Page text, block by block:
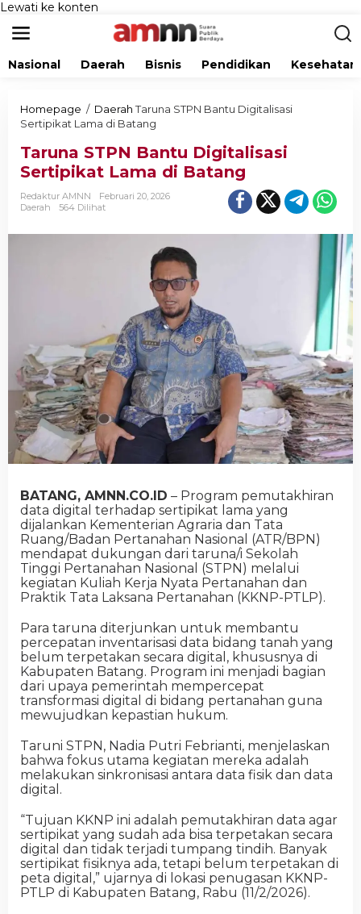
Lewati ke konten
Nasional Daerah Bisnis Pendidikan Kesehatan
Homepage / Daerah Taruna STPN Bantu Digitalisasi
Sertipikat Lama di Batang
Taruna STPN Bantu Digitalisasi
Sertipikat Lama di Batang
Redaktur AMNN
Februari 20, 2026
Daerah
564 Dilihat
BATANG, AMNN.CO.ID – Program pemutakhiran
data digital terhadap sertipikat lama yang
dijalankan Kementerian Agraria dan Tata
Ruang/Badan Pertanahan Nasional (ATR/BPN)
mendapat dukungan dari taruna/i Sekolah
Tinggi Pertanahan Nasional (STPN) melalui
kegiatan Kuliah Kerja Nyata Pertanahan dan
Praktik Tata Laksana Pertanahan (KKNP-PTLP).
Para taruna diterjunkan untuk membantu
percepatan inventarisasi data bidang tanah yang
belum terpetakan secara digital, khususnya di
Kabupaten Batang. Program ini menjadi bagian
dari upaya pemerintah mempercepat
transformasi digital di bidang pertanahan guna
mewujudkan kepastian hukum.
Taruni STPN, Nadia Putri Febrianti, menjelaskan
bahwa fokus utama kegiatan mereka adalah
melakukan sinkronisasi antara data fisik dan data
digital.
“Tujuan KKNP ini adalah pemutakhiran data agar
sertipikat yang sudah ada bisa terpetakan secara
digital dan tidak terjadi tumpang tindih. Banyak
sertipikat fisiknya ada, tetapi belum terpetakan di
peta digital,” ujarnya di lokasi penugasan KKNP-
PTLP di Kabupaten Batang, Rabu (11/2/2026).